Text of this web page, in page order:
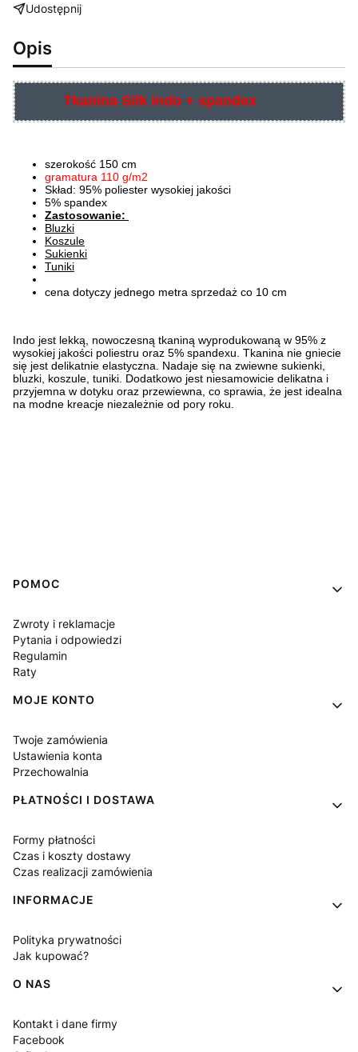
Udostępnij
Opis
Tkanina Silk Indo + spandex
szerokość 150 cm
gramatura 110 g/m2
Skład: 95% poliester wysokiej jakości
5% spandex
Zastosowanie:
Bluzki
Koszule
Sukienki
Tuniki
cena dotyczy jednego metra sprzedaż co 10 cm
Indo jest lekką, nowoczesną tkaniną wyprodukowaną w 95% z
wysokiej jakości poliestru oraz 5% spandexu. Tkanina nie gniecie
się jest delikatnie elastyczna. Nadaje się na zwiewne sukienki,
bluzki, koszule, tuniki. Dodatkowo jest niesamowicie delikatna i
przyjemna w dotyku oraz przewiewna, co sprawia, że jest idealna
na modne kreacje niezależnie od pory roku.
Linki w stopce
POMOC
Zwroty i reklamacje
Pytania i odpowiedzi
Regulamin
Raty
MOJE KONTO
Twoje zamówienia
Ustawienia konta
Przechowalnia
PŁATNOŚCI I DOSTAWA
Formy płatności
Czas i koszty dostawy
Czas realizacji zamówienia
INFORMACJE
Polityka prywatności
Jak kupować?
O NAS
Kontakt i dane firmy
Facebook